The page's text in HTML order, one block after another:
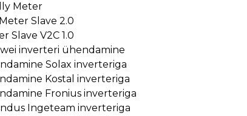
Meter
Slave 2.0
Slave V2C 1.0
inverteri ühendamine
Solax inverteriga
Kostal inverteriga
Fronius inverteriga
Ingeteam inverteriga